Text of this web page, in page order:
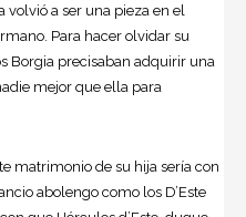
a ser una pieza en el
Para hacer olvidar su
Borgia precisaban adquirir una
mejor que ella para
matrimonio de su hija sería con
abolengo como los D’Este